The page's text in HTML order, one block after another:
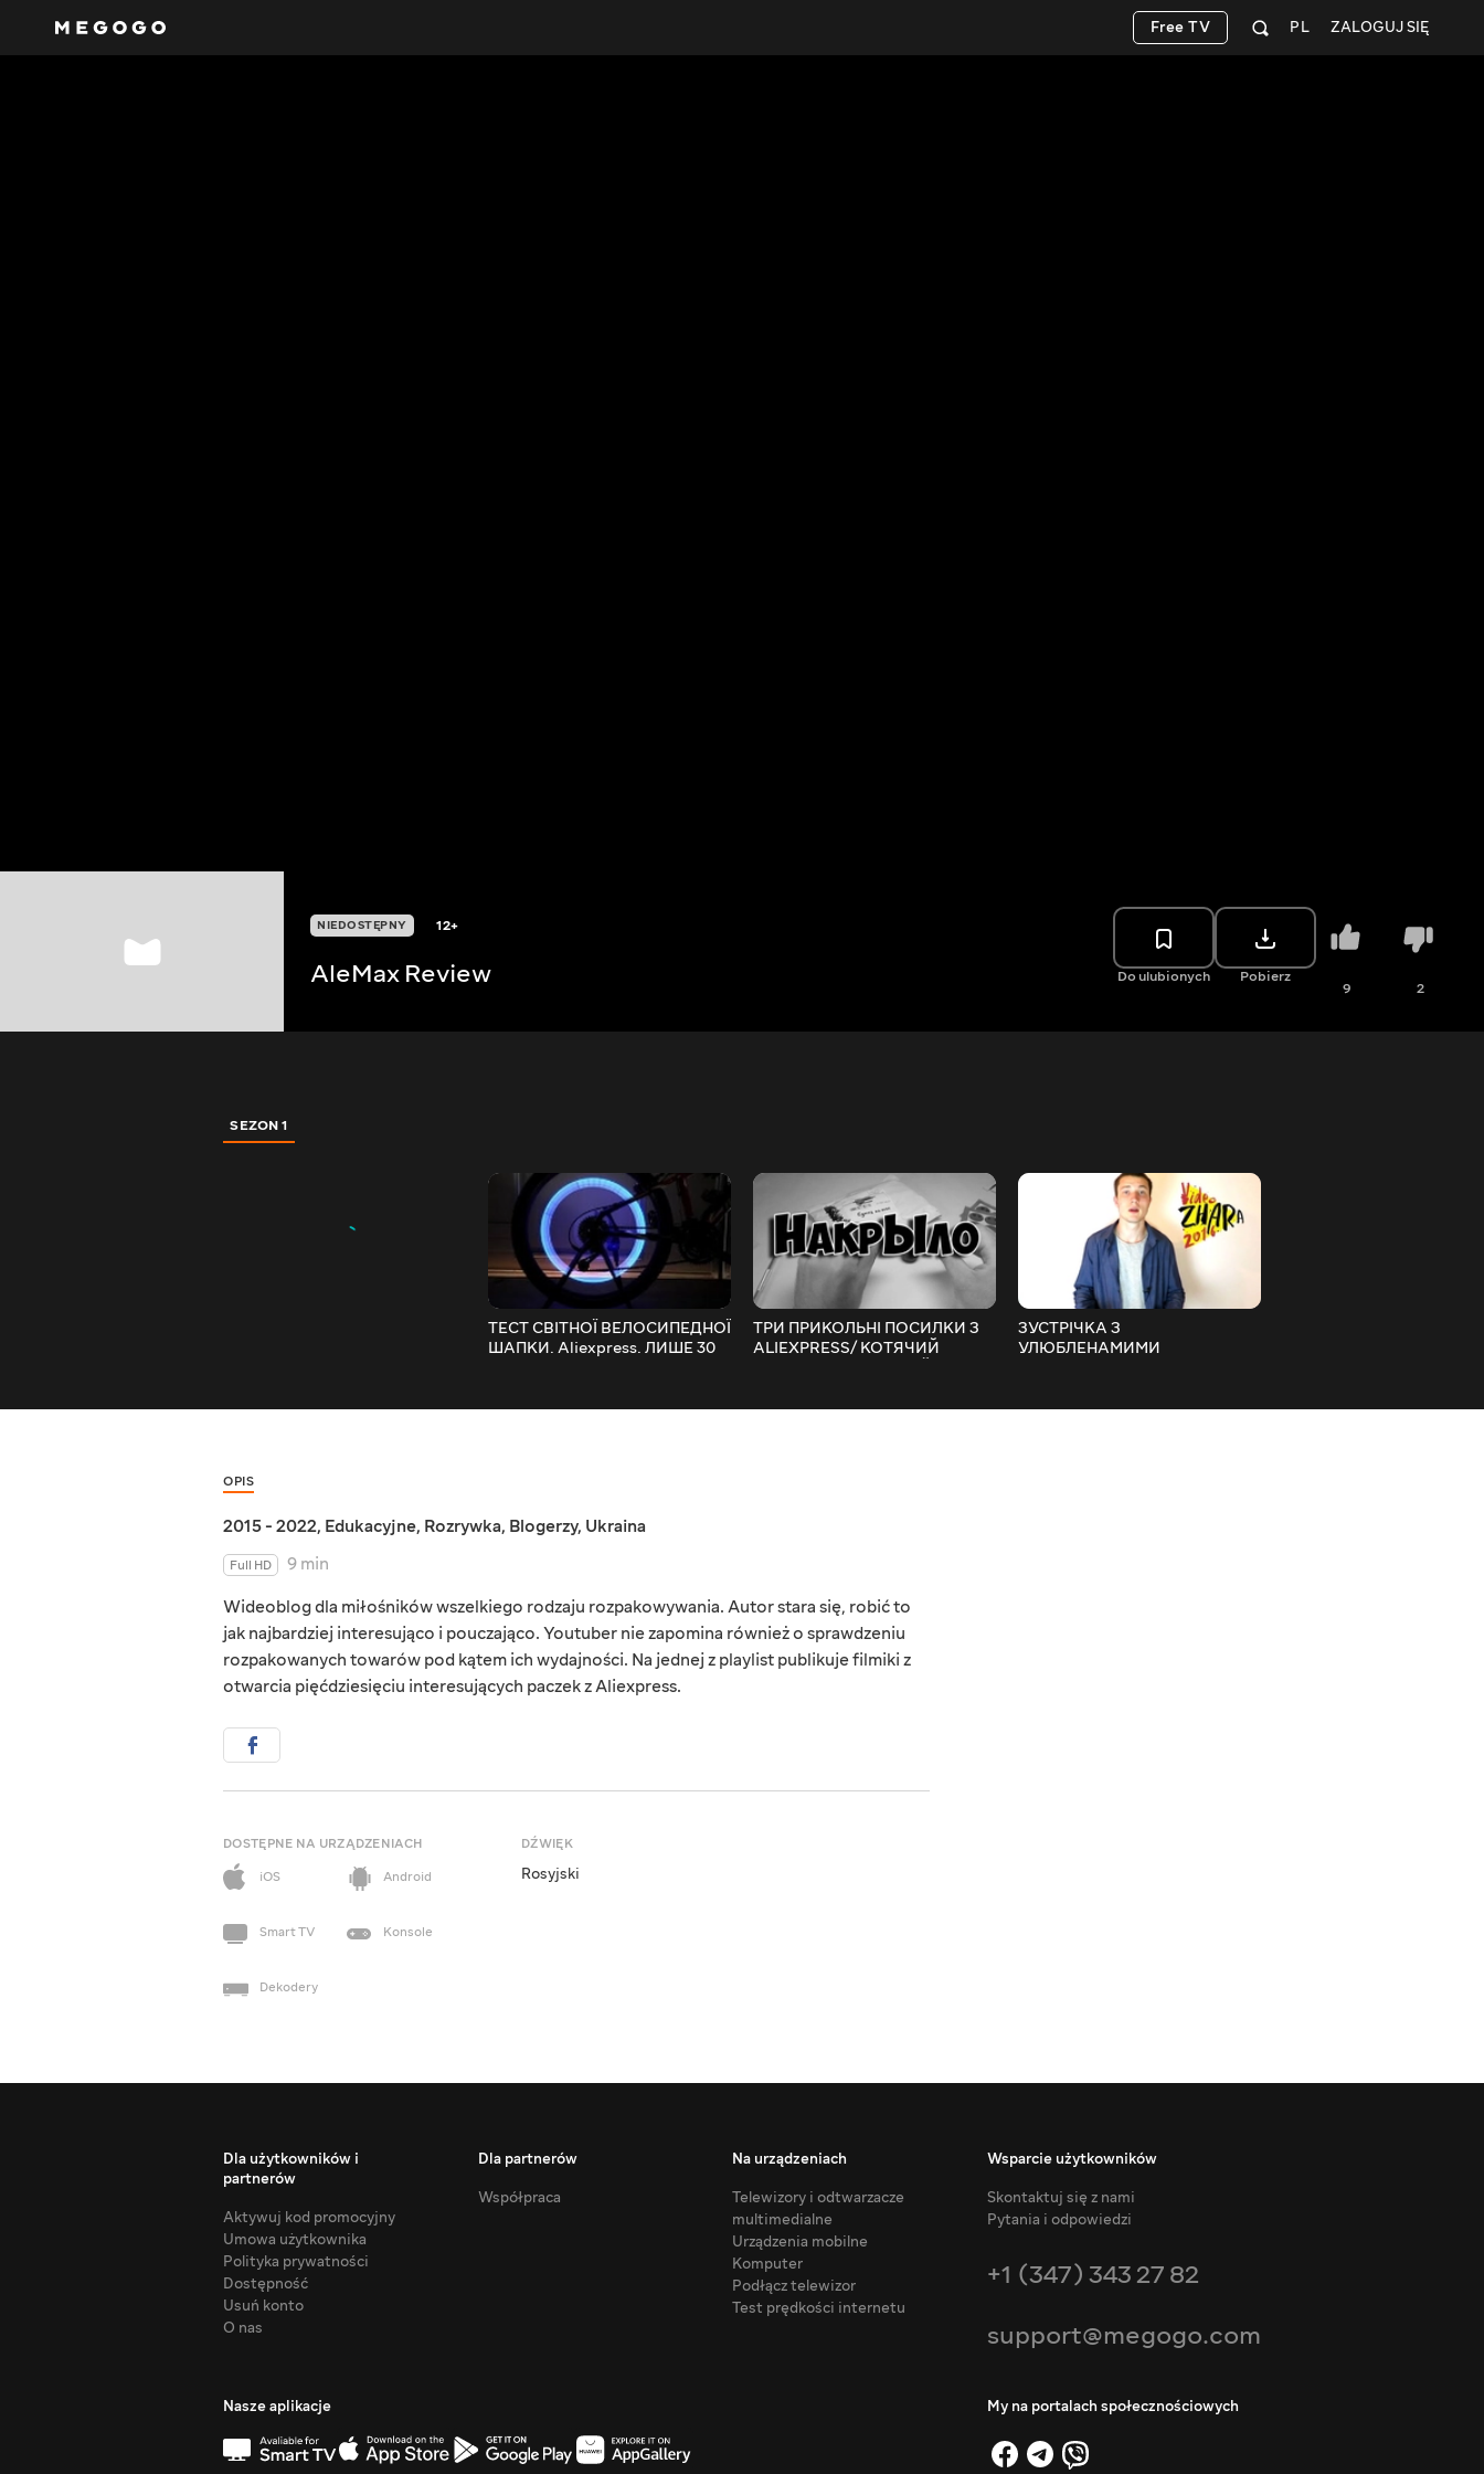
ZALOGUJ SIĘ
PL
Free TV
NIEDOSTĘPNY 12+
AleMax Review Do ulubionych Pobierz
9 2
SEZON 1
ТЕСТ СВІТНОЇ ВЕЛОСИПЕДНОЇ
ШАПКИ. Aliexpress. ЛИШЕ 30
ТРИ ПРИКОЛЬНІ ПОСИЛКИ З
ALIEXPRESS/ КОТЯЧИЙ
ЗУСТРІЧКА З
УЛЮБЛЕНАМИМИ
OPIS
2015 - 2022, Edukacyjne, Rozrywka, Blogerzy, Ukraina
Full HD
9 min
Wideoblog dla miłośników wszelkiego rodzaju rozpakowywania. Autor stara się, robić to
jak najbardziej interesująco i pouczająco. Youtuber nie zapomina również o sprawdzeniu
rozpakowanych towarów pod kątem ich wydajności. Na jednej z playlist publikuje filmiki z
otwarcia pięćdziesięciu interesujących paczek z Aliexpress.
DOSTĘPNE NA URZĄDZENIACH
iOS
Android
Smart TV Konsole
Dekodery
DŹWIĘK
Rosyjski
Dla użytkowników i
partnerów
Aktywuj kod promocyjny
Umowa użytkownika
Polityka prywatności
Dostępność
Usuń konto
O nas
Dla partnerów
Współpraca
Na urządzeniach
Telewizory i odtwarzacze
multimedialne
Urządzenia mobilne
Komputer
Podłącz telewizor
Test prędkości internetu
Wsparcie użytkowników
Skontaktuj się z nami
Pytania i odpowiedzi
+1 (347) 343 27 82
support@megogo.com
Nasze aplikacje My na portalach społecznościowych